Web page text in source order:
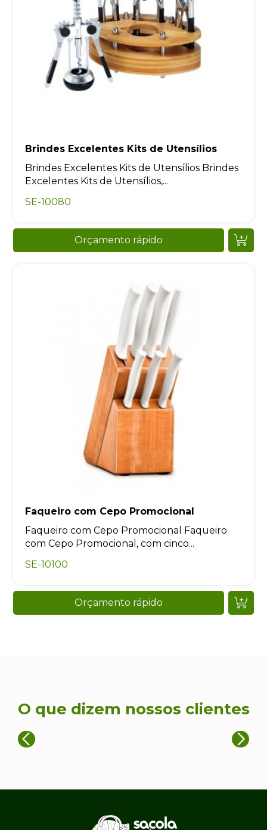
Brindes Excelentes Kits de Utensílios
Brindes Excelentes Kits de Utensílios Brindes
Excelentes Kits de Utensílios,...
SE-10080
Orçamento rápido
Faqueiro com Cepo Promocional
Faqueiro com Cepo Promocional Faqueiro
com Cepo Promocional, com cinco...
SE-10100
Orçamento rápido
O que dizem nossos clientes